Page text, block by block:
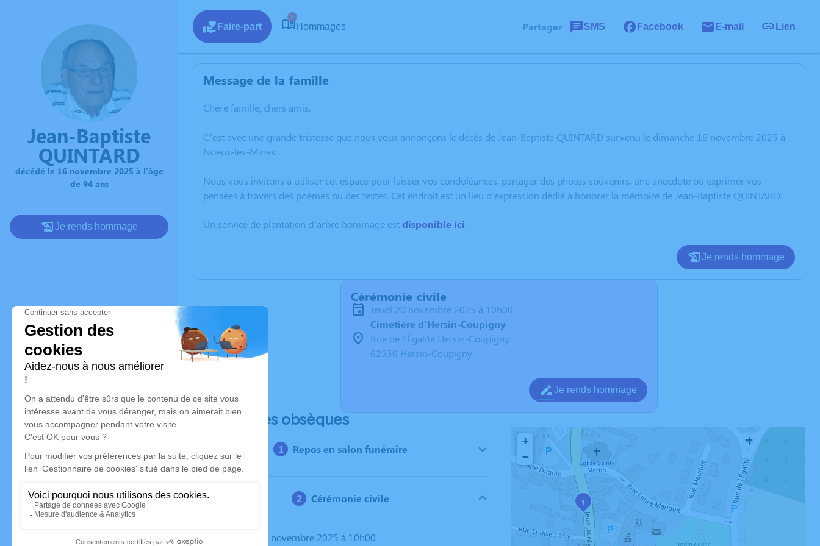
Jean-Baptiste
QUINTARD
décédé le 16 novembre 2025 à l'âge
de 94 ans
Je rends hommage
Faire-part
8
Hommages Partager SMS Facebook E-mail Lien
Message de la famille
Chère famille, chers amis,
C’est avec une grande tristesse que nous vous annonçons le décès de Jean-Baptiste QUINTARD survenu le dimanche 16 novembre 2025 à
Noeux-les-Mines.
Nous vous invitons à utiliser cet espace pour laisser vos condoléances, partager des photos souvenirs, une anecdote ou exprimer vos
pensées à travers des poèmes ou des textes. Cet endroit est un lieu d'expression dédié à honorer la mémoire de Jean-Baptiste QUINTARD.
Un service de plantation d’arbre hommage estdisponible ici.
Je rends hommage
Cérémonie civile
jeudi 20 novembre 2025 à 10h00
Cimetière d'Hersin-Coupigny
Rue de l'Égalité Hersin-Coupigny
62530 Hersin-Coupigny
Je rends hommage
Déroulé des obsèques
Repos en salon funéraire
Cérémonie civile
Le jeudi 20 novembre 2025 à 10h00
1
+
−